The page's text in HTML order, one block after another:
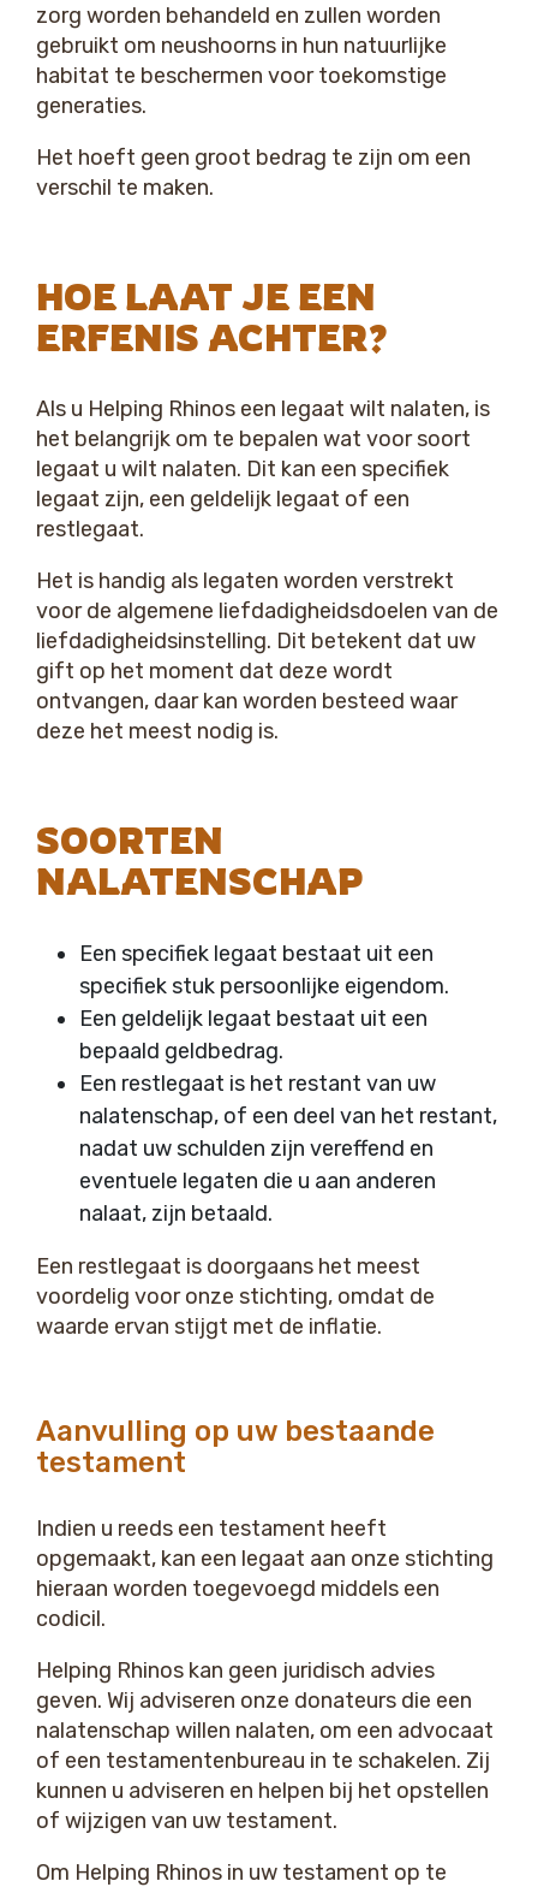
zorg worden behandeld en zullen worden
gebruikt om neushoorns in hun natuurlijke
habitat te beschermen voor toekomstige
generaties.
Het hoeft geen groot bedrag te zijn om een
verschil te maken.
HOE LAAT JE EEN
ERFENIS ACHTER?
Als u Helping Rhinos een legaat wilt nalaten, is
het belangrijk om te bepalen wat voor soort
legaat u wilt nalaten. Dit kan een specifiek
legaat zijn, een geldelijk legaat of een
restlegaat.
Het is handig als legaten worden verstrekt
voor de algemene liefdadigheidsdoelen van de
liefdadigheidsinstelling. Dit betekent dat uw
gift op het moment dat deze wordt
ontvangen, daar kan worden besteed waar
deze het meest nodig is.
SOORTEN
NALATENSCHAP
Een specifiek legaat bestaat uit een
specifiek stuk persoonlijke eigendom.
Een geldelijk legaat bestaat uit een
bepaald geldbedrag.
Een restlegaat is het restant van uw
nalatenschap, of een deel van het restant,
nadat uw schulden zijn vereffend en
eventuele legaten die u aan anderen
nalaat, zijn betaald.
Een restlegaat is doorgaans het meest
voordelig voor onze stichting, omdat de
waarde ervan stijgt met de inflatie.
Aanvulling op uw bestaande
testament
Indien u reeds een testament heeft
opgemaakt, kan een legaat aan onze stichting
hieraan worden toegevoegd middels een
codicil.
Helping Rhinos kan geen juridisch advies
geven. Wij adviseren onze donateurs die een
nalatenschap willen nalaten, om een advocaat
of een testamentenbureau in te schakelen. Zij
kunnen u adviseren en helpen bij het opstellen
of wijzigen van uw testament.
Om Helping Rhinos in uw testament op te